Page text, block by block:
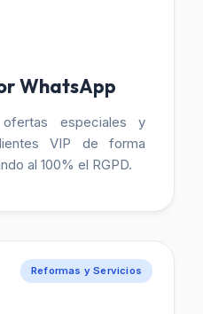
WhatsApp
ofertas especiales y
VIP de forma
al 100% el RGPD.
Reformas y Servicios